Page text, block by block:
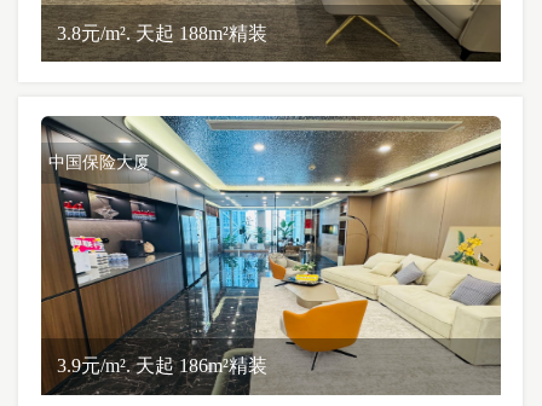
3.8元/m². 天起 188m²精装
中国保险大厦
3.9元/m². 天起 186m²精装